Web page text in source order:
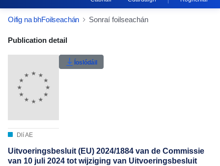
Oifig na bhFoilseachán Sonraí foilseachán
Publication Detail Actions Portlet
Rátáil úsáideoirí
Publication detail
Dlí AE
Íoslódáil
Uitvoeringsbesluit (EU) 2024/1884 van de Commissie
van 10 juli 2024 tot wijziging van Uitvoeringsbesluit